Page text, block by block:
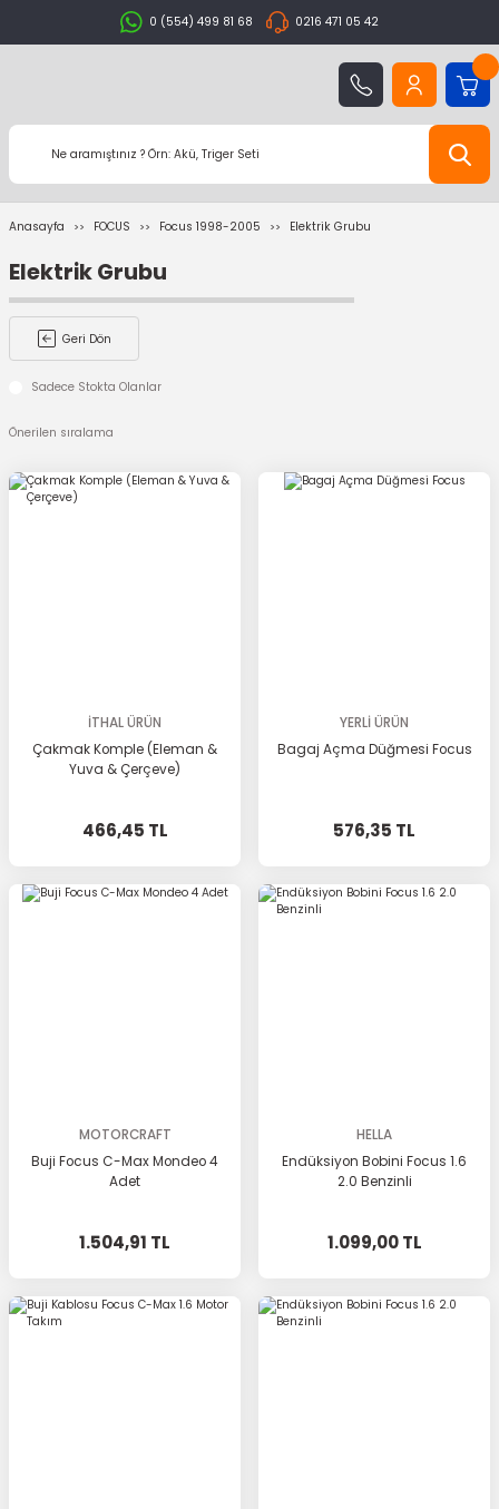
0 (554) 499 81 68 0216 471 05 42
Anasayfa FOCUS Focus 1998-2005 Elektrik Grubu
Elektrik Grubu
Geri Dön
Sadece Stokta Olanlar
İTHAL ÜRÜN
Çakmak Komple (Eleman &
Yuva & Çerçeve)
466,45 TL
YERLİ ÜRÜN
Bagaj Açma Düğmesi Focus
576,35 TL
MOTORCRAFT
Buji Focus C-Max Mondeo 4
Adet
1.504,91 TL
HELLA
Endüksiyon Bobini Focus 1.6
2.0 Benzinli
1.099,00 TL